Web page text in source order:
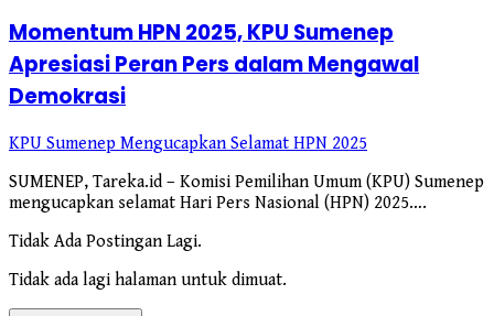
Momentum HPN 2025, KPU Sumenep
Apresiasi Peran Pers dalam Mengawal
Demokrasi
KPU Sumenep Mengucapkan Selamat HPN 2025
SUMENEP, Tareka.id – Komisi Pemilihan Umum (KPU) Sumenep
mengucapkan selamat Hari Pers Nasional (HPN) 2025….
Tidak Ada Postingan Lagi.
Tidak ada lagi halaman untuk dimuat.